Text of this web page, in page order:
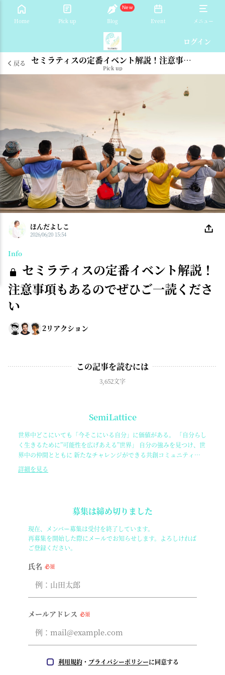
Home Pick up
New
Blog Event メニュー
ログイン
戻る セミラティスの定番イベント解説！注意事項もあるのでぜひご一読ください
Pick up
ほんだよしこ
2026/06/20 15:54
Info
セミラティスの定番イベント解説！
注意事項もあるのでぜひご一読くださ
い
2リアクション
この記事を読むには
3,652文字
SemiLattice
世界中どこにいても「今そこにいる自分」に価値がある。 「自分らし
く生きるために”可能性を広げあえる”世界」 自分の強みを見つけ、世
界中の仲間とともに 新たなチャレンジができる共創コミュニティ
「SemiLattice」
詳細を見る
募集は締め切りました
現在、メンバー募集は受付を終了しています。
再募集を開始した際にメールでお知らせします。よろしければ
ご登録ください。
氏名 必須
メールアドレス 必須
利用規約・ プライバシーポリシーに同意する